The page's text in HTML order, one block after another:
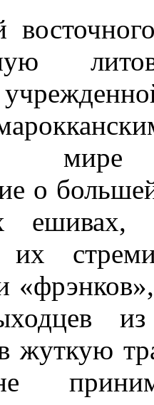
мире
о
ешивах,
в жуткую